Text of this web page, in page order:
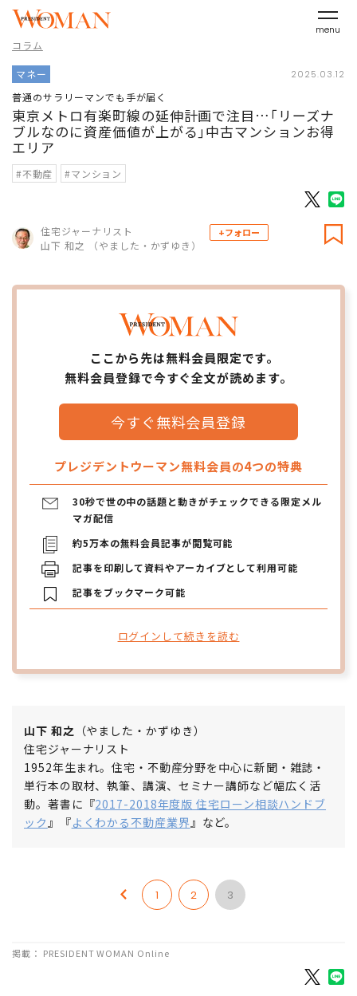
menu
コラム
マネー 2025.03.12
普通のサラリーマンでも手が届く
東京メトロ有楽町線の延伸計画で注目…｢リーズナ
ブルなのに資産価値が上がる｣中古マンションお得
エリア
#不動産 #マンション
住宅ジャーナリスト
山下 和之 （やました・かずゆき）
+フォロー
ここから先は無料会員限定です。
無料会員登録で今すぐ全文が読めます。
今すぐ無料会員登録
プレジデントウーマン無料会員の4つの特典
30秒で世の中の話題と動きがチェックできる限定メル
マガ配信
約5万本の無料会員記事が閲覧可能
記事を印刷して資料やアーカイブとして利用可能
記事をブックマーク可能
ログインして続きを読む
山下 和之 （やました・かずゆき）
住宅ジャーナリスト
1952年生まれ。住宅・不動産分野を中心に新聞・雑誌・
単行本の取材、執筆、講演、セミナー講師など幅広く活
動。著書に『2017-2018年度版 住宅ローン相談ハンドブ
ック』『よくわかる不動産業界』など。
1 2 3
掲載： PRESIDENT WOMAN Online